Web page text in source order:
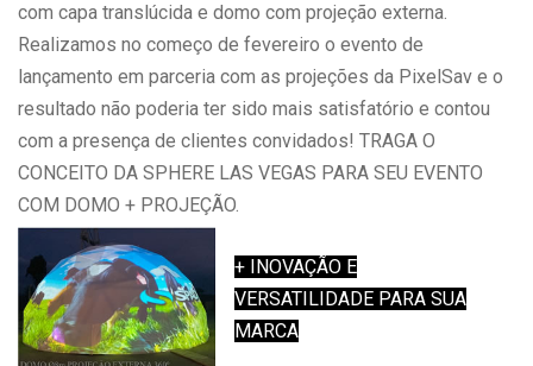
com capa translúcida e domo com projeção externa.
Realizamos no começo de fevereiro o evento de
lançamento em parceria com as projeções da PixelSav e o
resultado não poderia ter sido mais satisfatório e contou
com a presença de clientes convidados! TRAGA O
CONCEITO DA SPHERE LAS VEGAS PARA SEU EVENTO
COM DOMO + PROJEÇÃO.
+ INOVAÇÃO E
VERSATILIDADE PARA SUA
MARCA